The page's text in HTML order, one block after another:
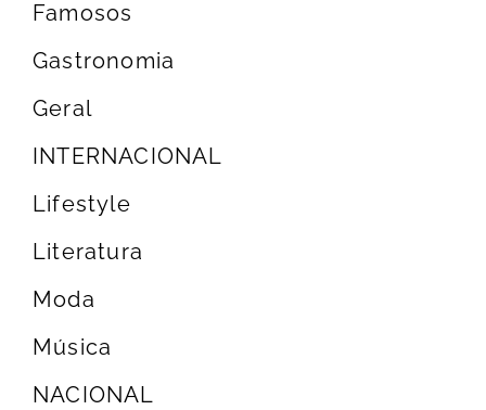
Famosos
Gastronomia
Geral
INTERNACIONAL
Lifestyle
Literatura
Moda
Música
NACIONAL